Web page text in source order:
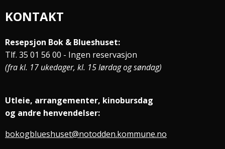
KONTAKT
Resepsjon Bok & Blueshuset:
Tlf. 35 01 56 00 - Ingen reservasjon
(fra kl. 17 ukedager, kl. 15 lørdag og søndag)
Utleie, arrangementer, kinobursdag
og andre henvendelser:
bokogblueshuset@notodden.kommune.no